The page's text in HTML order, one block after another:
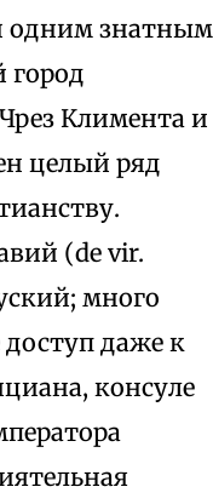
одним знатным
город
Климента и
целый ряд
(de vir.
много
доступ даже к
консуле